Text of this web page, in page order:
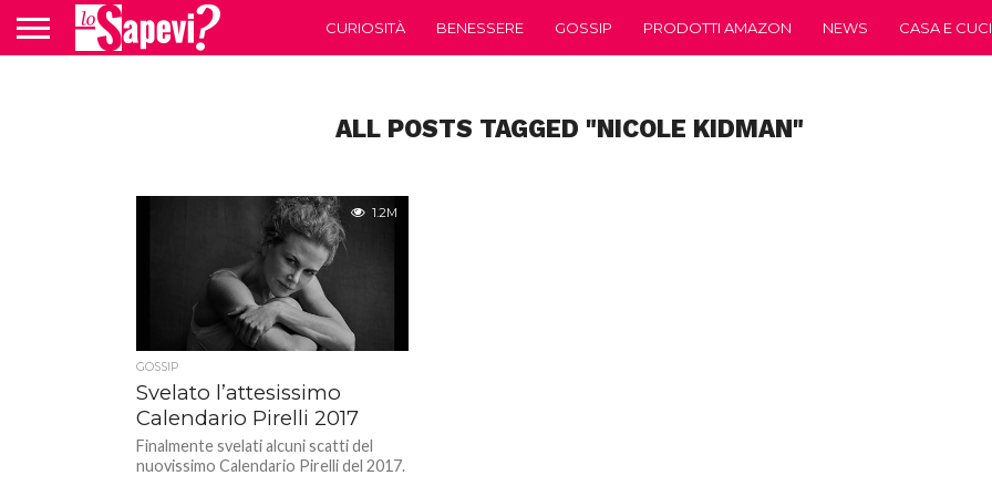
CURIOSITÀ BENESSERE GOSSIP PRODOTTI AMAZON NEWS CASA E
ALL POSTS TAGGED "NICOLE KIDMAN"
1.2M
GOSSIP
Svelato l’attesissimo
Calendario Pirelli 2017
Finalmente svelati alcuni scatti del
nuovissimo Calendario Pirelli del 2017.